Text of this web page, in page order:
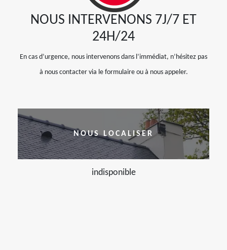
NOUS INTERVENONS 7J/7 ET
24H/24
En cas d’urgence, nous intervenons dans l’immédiat, n’hésitez pas
à nous contacter via le formulaire ou à nous appeler.
NOUS LOCALISER
indisponible